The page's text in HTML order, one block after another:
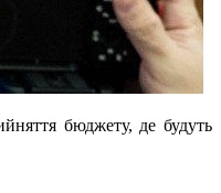
бюджету, де будуть